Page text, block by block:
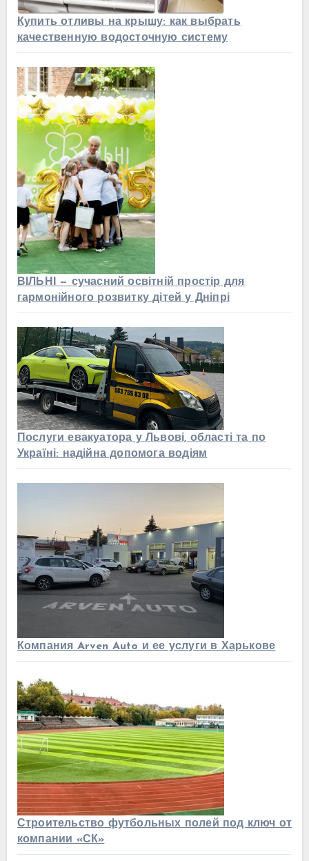
Купить отливы на крышу: как выбрать
качественную водосточную систему
ВІЛЬНІ — сучасний освітній простір для
гармонійного розвитку дітей у Дніпрі
Послуги евакуатора у Львові, області та по
Україні: надійна допомога водіям
Компания Arven Auto и ее услуги в Харькове
Строительство футбольных полей под ключ от
компании «СК»